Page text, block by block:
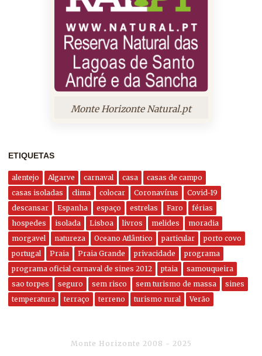
Monte Horizonte Natural.pt
ETIQUETAS
alentejo Algarve carnaval casa
casas de campo
casas isoladas
clima colocar Coronavírus
Covid-19
descansar
Espanha espaço estrelas Faro
férias
hospedes
isolada Lisboa livros melides
moradia
morgavel
natureza Oceano Atlântico particular
porto covo
portugal
Praia Praia Grande privacidade
programa
programa oficial carnaval de sines 2012
ptaia
samouqueira
sao torpes
seguro sem risco sem turismo de massa
sines
temperatura
terraço terreno turismo rural Verão
Monte Horizonte 2008 - 2025